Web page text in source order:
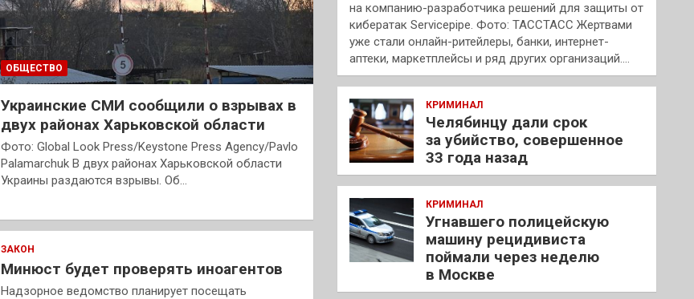
ОБЩЕСТВО
Украинские СМИ сообщили о взрывах в
двух районах Харьковской области
Фото: Global Look Press/Keystone Press Agency/Pavlo
Palamarchuk В двух районах Харьковской области
Украины раздаются взрывы. Об…
ЗАКОН
Минюст будет проверять иноагентов
Надзорное ведомство планирует посещать
на компанию-разработчика решений для защиты от
кибератак Servicepipe. Фото: ТАССТАСС Жертвами
уже стали онлайн-ритейлеры, банки, интернет-
аптеки, маркетплейсы и ряд других организаций.…
КРИМИНАЛ
Челябинцу дали срок
за убийство, совершенное
33 года назад
КРИМИНАЛ
Угнавшего полицейскую
машину рецидивиста
поймали через неделю
в Москве